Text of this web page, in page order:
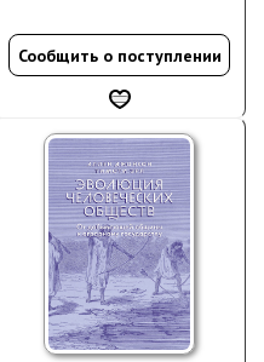
Сообщить о поступлении